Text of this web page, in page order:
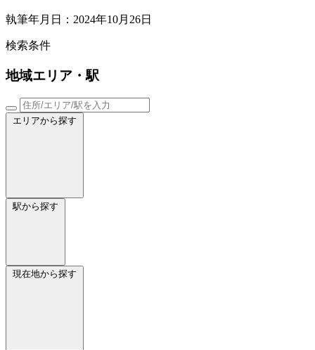
執筆年月日：2024年10月26日
検索条件
地域エリア・駅
エリアから探す
駅から探す
現在地から探す